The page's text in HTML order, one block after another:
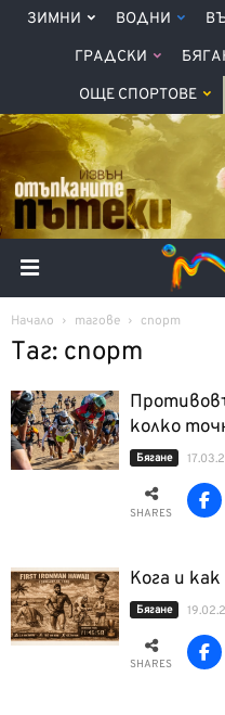
ЗИМНИ ВОДНИ
ГРАДСКИ
ОЩЕ СПОРТОВЕ
Начало тагове спорт
Таг: спорт
колко
Бягане
SHARES
Кога и
Бягане
SHARES